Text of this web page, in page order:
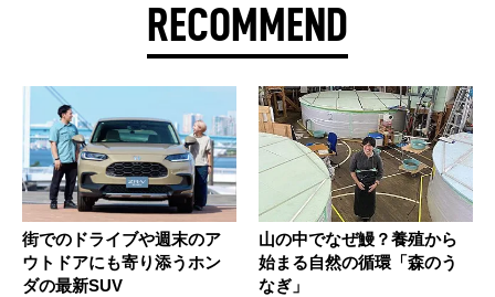
RECOMMEND
街でのドライブや週末のア
ウトドアにも寄り添うホン
ダの最新SUV
山の中でなぜ鰻？養殖から
始まる自然の循環「森のう
なぎ」